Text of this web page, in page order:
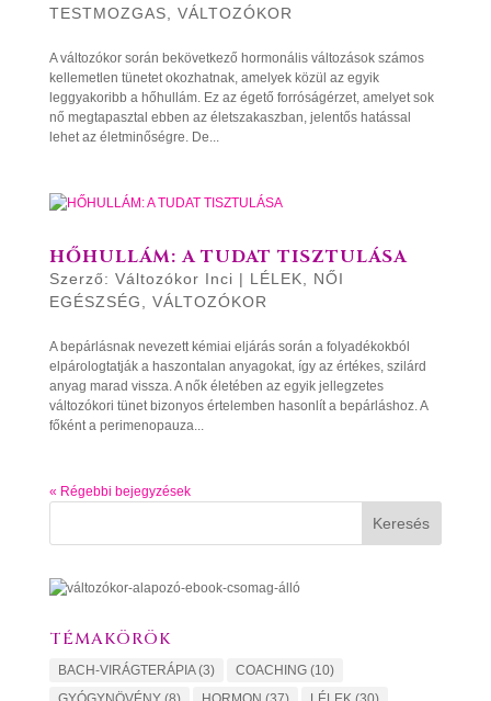
TESTMOZGAS
VÁLTOZÓKOR
A változókor során bekövetkező hormonális változások számos
kellemetlen tünetet okozhatnak, amelyek közül az egyik
leggyakoribb a hőhullám. Ez az égető forróságérzet, amelyet sok
nő megtapasztal ebben az életszakaszban, jelentős hatással
lehet az életminőségre. De...
HŐHULLÁM: A TUDAT TISZTULÁSA
Szerző: Változókor Inci | LÉLEK
NŐI
EGÉSZSÉG
VÁLTOZÓKOR
A bepárlásnak nevezett kémiai eljárás során a folyadékokból
elpárologtatják a haszontalan anyagokat, így az értékes, szilárd
anyag marad vissza. A nők életében az egyik jellegzetes
változókori tünet bizonyos értelemben hasonlít a bepárláshoz. A
főként a perimenopauza...
« Régebbi bejegyzések
Keresés
TÉMAKÖRÖK
BACH-VIRÁGTERÁPIA(3) COACHING(10)